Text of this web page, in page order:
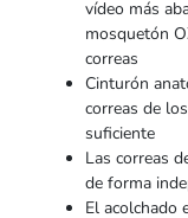
vídeo más
mosquetón
correas
Cinturón
correas de
suficiente
Las correas
de forma
El acolchado